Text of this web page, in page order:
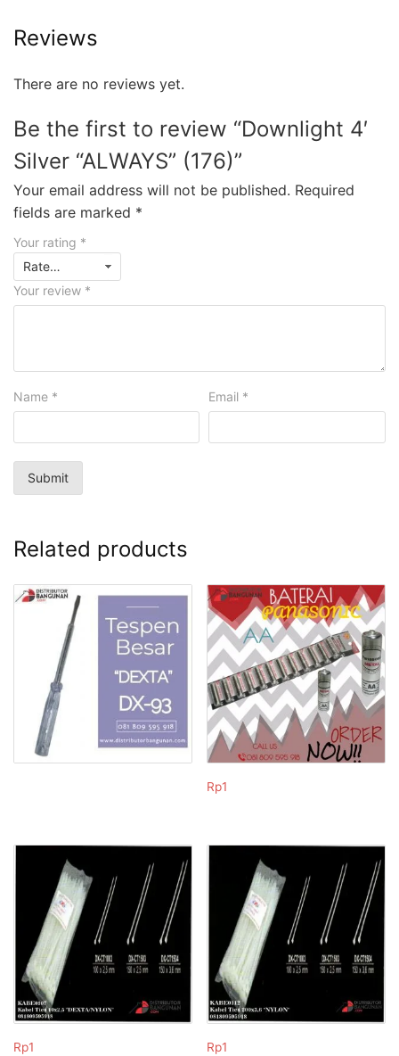
Reviews
There are no reviews yet.
Be the first to review “Downlight 4′
Silver “ALWAYS” (176)”
Your email address will not be published. Required
fields are marked *
Your rating *
Your review *
Name * Email *
Related products
Rp1
Rp1 Rp1